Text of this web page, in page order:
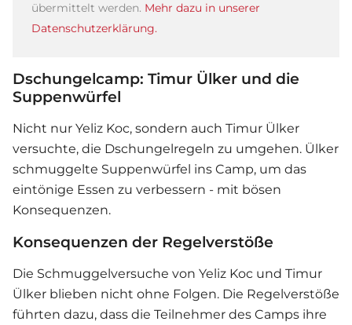
übermittelt werden. Mehr dazu in unserer
Datenschutzerklärung.
Dschungelcamp: Timur Ülker und die
Suppenwürfel
Nicht nur Yeliz Koc, sondern auch Timur Ülker
versuchte, die Dschungelregeln zu umgehen. Ülker
schmuggelte Suppenwürfel ins Camp, um das
eintönige Essen zu verbessern - mit bösen
Konsequenzen.
Konsequenzen der Regelverstöße
Die Schmuggelversuche von Yeliz Koc und Timur
Ülker blieben nicht ohne Folgen. Die Regelverstöße
führten dazu, dass die Teilnehmer des Camps ihre